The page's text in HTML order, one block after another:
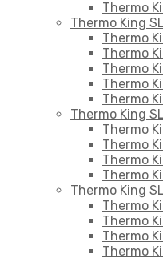
Thermo
Thermo King
Thermo
Thermo
Thermo
Thermo
Thermo
Thermo King
Thermo
Thermo
Thermo
Thermo
Thermo King
Thermo
Thermo
Thermo
Thermo